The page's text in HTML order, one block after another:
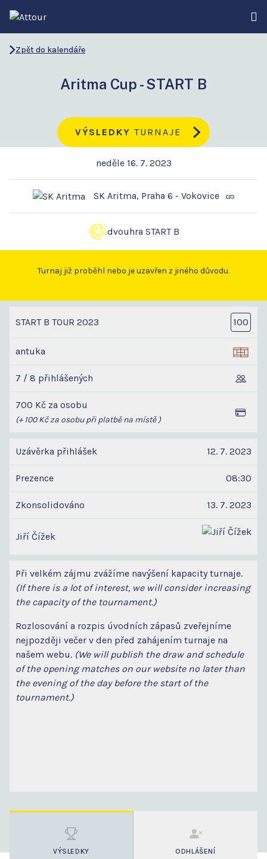
Zpět do kalendáře
Aritma Cup - START B
VÝSLEDKY TURNAJE
neděle 16. 7. 2023
SK Aritma, Praha 6 - Vokovice
dvouhra START B
Turnaj již proběhl nebo je uzavřen z jiného důvodu.
START B TOUR 2023 100
antuka
7 / 8 přihlášených
700 Kč za osobu
(+ 100 Kč za osobu při platbě na místě )
Uzávěrka přihlášek 12. 7. 2023
Prezence 08:30
Zkonsolidováno 13. 7. 2023
Jiří Čížek
Při velkém zájmu zvážíme navýšení kapacity turnaje.
(If there is a lot of interest, we will consider increasing
the capacity of the tournament.)
Rozlosování a rozpis úvodních zápasů zveřejníme
nejpozději večer v den před zahájením turnaje na
našem webu. (We will publish the draw and schedule
of the opening matches on our website no later than
the evening of the day before the start of the
tournament.)
VÝSLEDKY ODHLÁŠENÍ